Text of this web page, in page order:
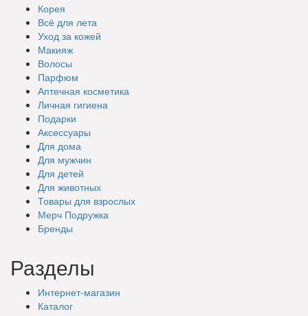
Корея
Всё для лета
Уход за кожей
Макияж
Волосы
Парфюм
Аптечная косметика
Личная гигиена
Подарки
Аксессуары
Для дома
Для мужчин
Для детей
Для животных
Товары для взрослых
Мерч Подружка
Бренды
Разделы
Интернет-магазин
Каталог